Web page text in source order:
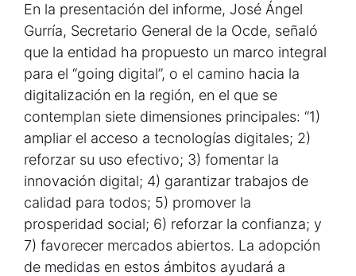
En la presentación del informe, José Ángel
Gurría, Secretario General de la Ocde, señaló
que la entidad ha propuesto un marco integral
para el “going digital”, o el camino hacia la
digitalización en la región, en el que se
contemplan siete dimensiones principales: “1)
ampliar el acceso a tecnologías digitales; 2)
reforzar su uso efectivo; 3) fomentar la
innovación digital; 4) garantizar trabajos de
calidad para todos; 5) promover la
prosperidad social; 6) reforzar la confianza; y
7) favorecer mercados abiertos. La adopción
de medidas en estos ámbitos ayudará a